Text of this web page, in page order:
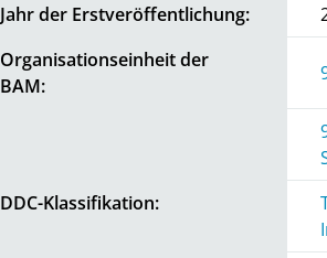
Jahr der Erstveröffentlichung:
Organisationseinheit der
BAM:
DDC-Klassifikation: